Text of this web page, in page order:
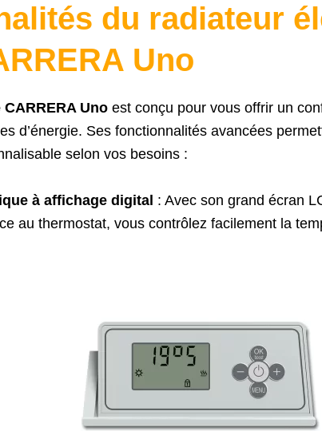
du radiateur
Uno
Uno est conçu pour vous offrir un
d’énergie. Ses fonctionnalités avancées
selon vos besoins :
à affichage digital : Avec son grand écran
au thermostat, vous contrôlez facilement la